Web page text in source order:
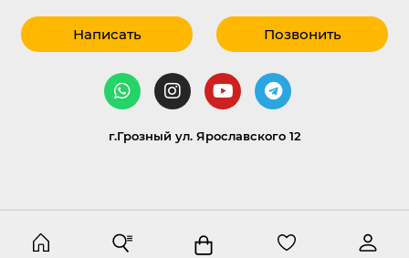
Написать Позвонить
г.Грозный ул. Ярославского 12